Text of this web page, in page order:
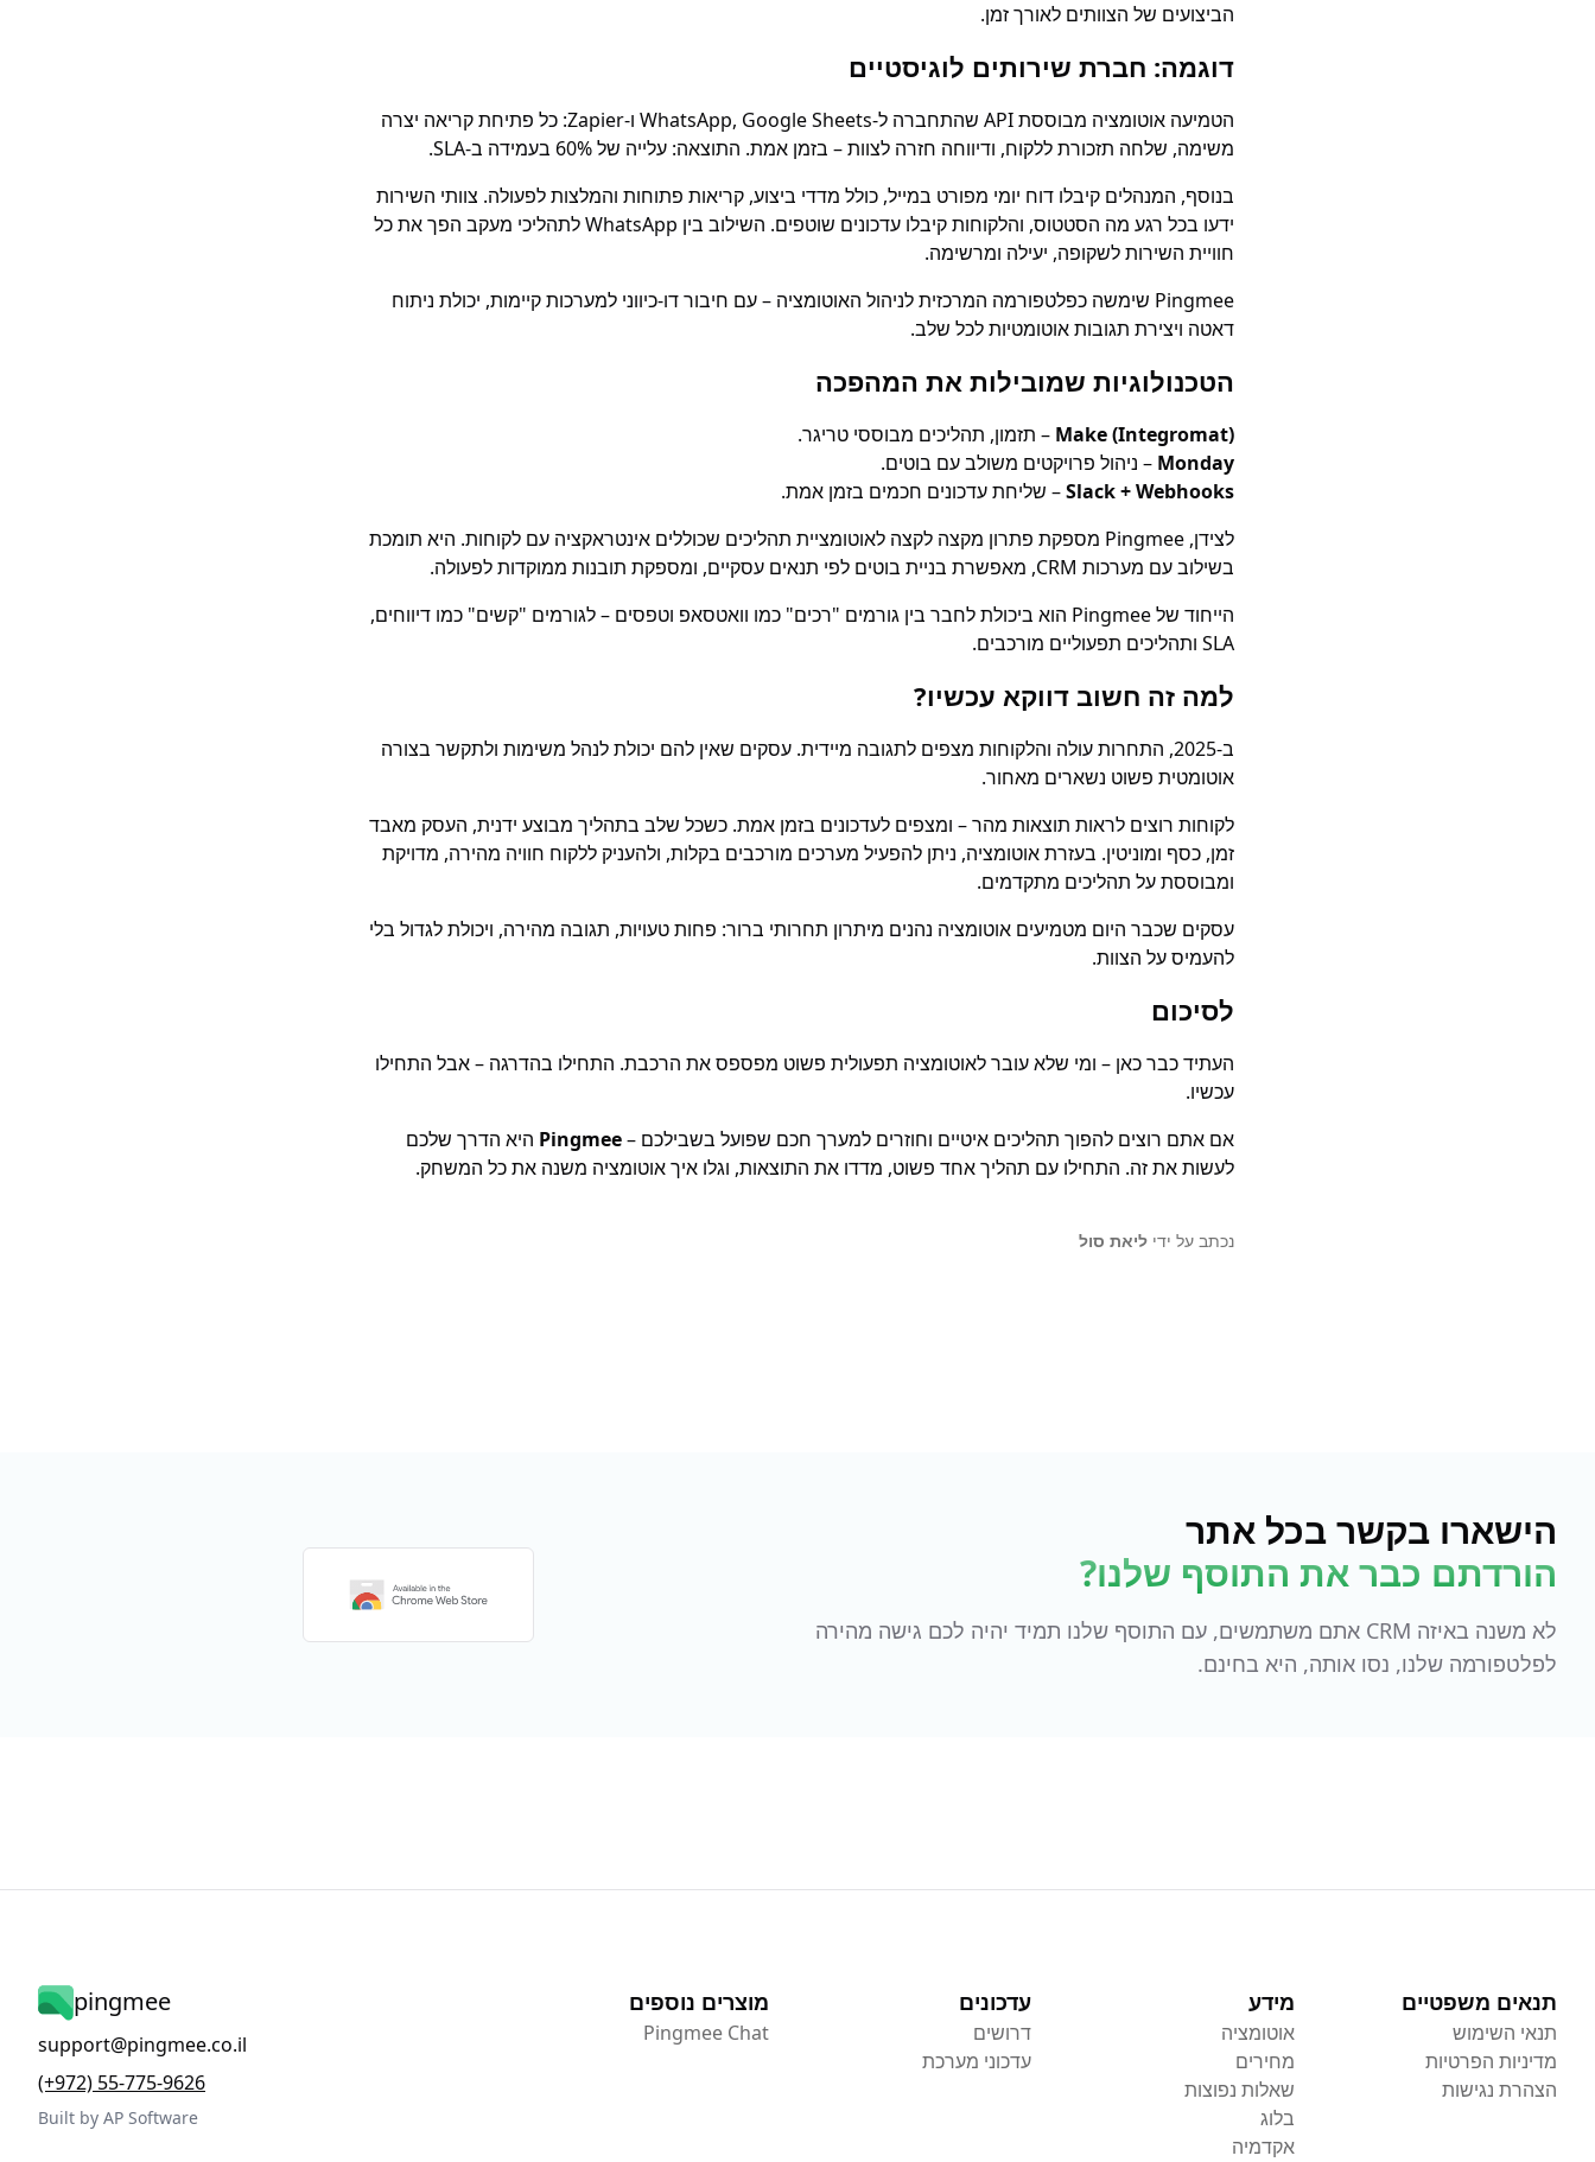
הביצועים של הצוותים לאורך זמן.
דוגמה: חברת שירותים לוגיסטיים
הטמיעה אוטומציה מבוססת API שהתחברה ל-WhatsApp, Google Sheets ו-Zapier: כל פתיחת קריאה יצרה
משימה, שלחה תזכורת ללקוח, ודיווחה חזרה לצוות – בזמן אמת. התוצאה: עלייה של 60% בעמידה ב-SLA.
בנוסף, המנהלים קיבלו דוח יומי מפורט במייל, כולל מדדי ביצוע, קריאות פתוחות והמלצות לפעולה. צוותי השירות
ידעו בכל רגע מה הסטטוס, והלקוחות קיבלו עדכונים שוטפים. השילוב בין WhatsApp לתהליכי מעקב הפך את כל
חוויית השירות לשקופה, יעילה ומרשימה.
Pingmee שימשה כפלטפורמה המרכזית לניהול האוטומציה – עם חיבור דו-כיווני למערכות קיימות, יכולת ניתוח
דאטה ויצירת תגובות אוטומטיות לכל שלב.
הטכנולוגיות שמובילות את המהפכה
Make (Integromat) – תזמון, תהליכים מבוססי טריגר.
Monday – ניהול פרויקטים משולב עם בוטים.
Slack + Webhooks– שליחת עדכונים חכמים בזמן אמת.
לצידן, Pingmee מספקת פתרון מקצה לקצה לאוטומציית תהליכים שכוללים אינטראקציה עם לקוחות. היא תומכת
בשילוב עם מערכות CRM, מאפשרת בניית בוטים לפי תנאים עסקיים, ומספקת תובנות ממוקדות לפעולה.
הייחוד של Pingmee הוא ביכולת לחבר בין גורמים "רכים" כמו וואטסאפ וטפסים – לגורמים "קשים" כמו דיווחים,
SLA ותהליכים תפעוליים מורכבים.
למה זה חשוב דווקא עכשיו?
ב-2025, התחרות עולה והלקוחות מצפים לתגובה מיידית. עסקים שאין להם יכולת לנהל משימות ולתקשר בצורה
אוטומטית פשוט נשארים מאחור.
לקוחות רוצים לראות תוצאות מהר – ומצפים לעדכונים בזמן אמת. כשכל שלב בתהליך מבוצע ידנית, העסק מאבד
זמן, כסף ומוניטין. בעזרת אוטומציה, ניתן להפעיל מערכים מורכבים בקלות, ולהעניק ללקוח חוויה מהירה, מדויקת
ומבוססת על תהליכים מתקדמים.
עסקים שכבר היום מטמיעים אוטומציה נהנים מיתרון תחרותי ברור: פחות טעויות, תגובה מהירה, ויכולת לגדול בלי
להעמיס על הצוות.
לסיכום
העתיד כבר כאן – ומי שלא עובר לאוטומציה תפעולית פשוט מפספס את הרכבת. התחילו בהדרגה – אבל התחילו
עכשיו.
אם אתם רוצים להפוך תהליכים איטיים וחוזרים למערך חכם שפועל בשבילכם –Pingmee היא הדרך שלכם
לעשות את זה. התחילו עם תהליך אחד פשוט, מדדו את התוצאות, וגלו איך אוטומציה משנה את כל המשחק.
נכתב על ידי ליאת סול
הישארו בקשר בכל אתר
הורדתם כבר את התוסף שלנו?
לא משנה באיזה CRM אתם משתמשים, עם התוסף שלנו תמיד יהיה לכם גישה מהירה
לפלטפורמה שלנו, נסו אותה, היא בחינם.
pingmee
support@pingmee.co.il
(+972) 55-775-9626
Built by AP Software
מוצרים נוספים
Pingmee Chat
עדכונים
דרושים
עדכוני מערכת
מידע
אוטומציה
מחירים
שאלות נפוצות
בלוג
אקדמיה
תנאים משפטיים
תנאי השימוש
מדיניות הפרטיות
הצהרת נגישות